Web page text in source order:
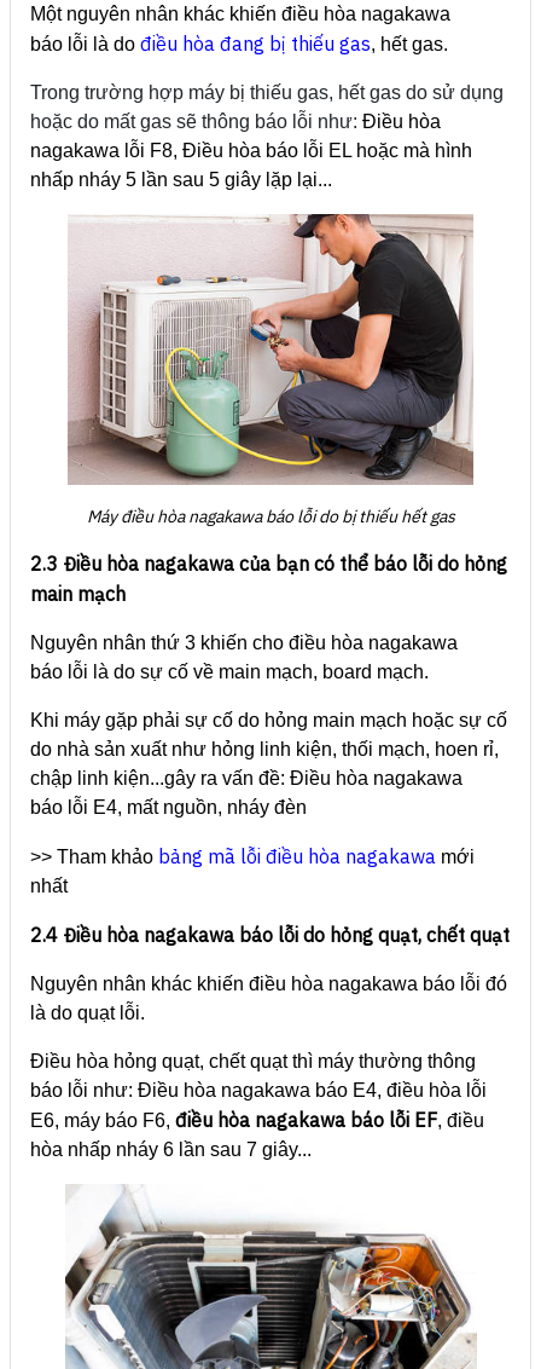
Một nguyên nhân khác khiến điều hòa nagakawa
báo lỗi là do điều hòa đang bị thiếu gas, hết gas.
Trong trường hợp máy bị thiếu gas, hết gas do sử dụng
hoặc do mất gas sẽ thông báo lỗi như: Điều hòa
nagakawa lỗi F8, Điều hòa báo lỗi EL hoặc mà hình
nhấp nháy 5 lần sau 5 giây lặp lại...
Máy điều hòa nagakawa báo lỗi do bị thiếu hết gas
2.3 Điều hòa nagakawa của bạn có thể báo lỗi do hỏng
main mạch
Nguyên nhân thứ 3 khiến cho điều hòa nagakawa
báo lỗi là do sự cố về main mạch, board mạch.
Khi máy gặp phải sự cố do hỏng main mạch hoặc sự cố
do nhà sản xuất như hỏng linh kiện, thối mạch, hoen rỉ,
chập linh kiện...gây ra vấn đề: Điều hòa nagakawa
báo lỗi E4, mất nguồn, nháy đèn
>> Tham khảo bảng mã lỗi điều hòa nagakawa mới
nhất
2.4 Điều hòa nagakawa báo lỗi do hỏng quạt, chết quạt
Nguyên nhân khác khiến điều hòa nagakawa báo lỗi đó
là do quạt lỗi.
Điều hòa hỏng quạt, chết quạt thì máy thường thông
báo lỗi như: Điều hòa nagakawa báo E4, điều hòa lỗi
E6, máy báo F6, điều hòa nagakawa báo lỗi EF, điều
hòa nhấp nháy 6 lần sau 7 giây...